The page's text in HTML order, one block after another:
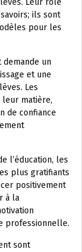
Leur rôle
ils sont
pour les
demande un
et une
Les
matière,
de confiance
l’éducation, les
plus gratifiants
positivement
à la
professionnelle.
sont